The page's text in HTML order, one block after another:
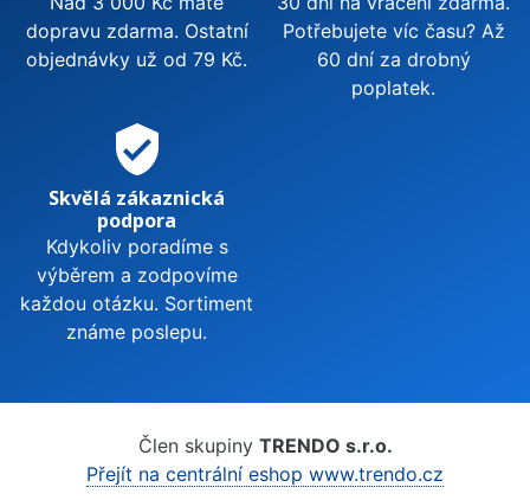
dopravu zdarma. Ostatní
objednávky už od 79 Kč.
Potřebujete víc času? Až
60 dní za drobný
poplatek.
verified_user
Skvělá zákaznická
podpora
Kdykoliv poradíme s
výběrem a zodpovíme
každou otázku. Sortiment
známe poslepu.
Člen skupiny TRENDO s.r.o.
Přejít na centrální eshop www.trendo.cz